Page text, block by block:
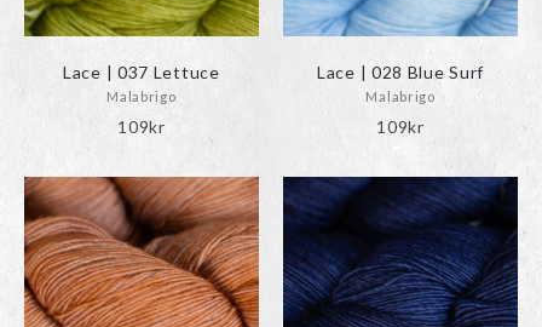
Lace | 037 Lettuce
Malabrigo
109kr
Lace | 028 Blue Surf
Malabrigo
109kr